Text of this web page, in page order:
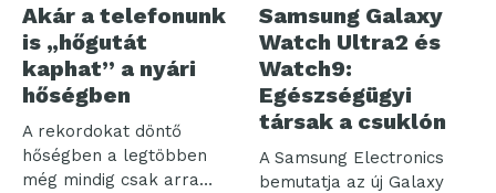
Akár a telefonunk
is „hőgutát
kaphat” a nyári
hőségben
A rekordokat döntő
hőségben a legtöbben
még mindig csak arra
Samsung Galaxy
Watch Ultra2 és
Watch9:
Egészségügyi
társak a csuklón
A Samsung Electronics
bemutatja az új Galaxy